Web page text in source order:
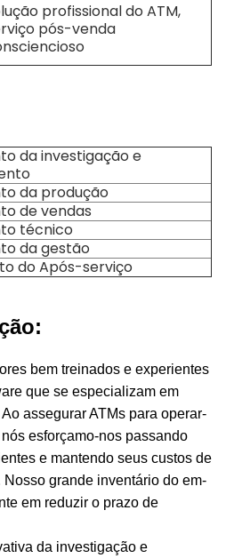
profissional do ATM,
pós-venda
da investigação e
da produção
de vendas
técnico
da gestão
do Após-serviço
bem treinados e experientes
que se especializam em
assegurar ATMs para operar-
esforçamo-nos passando
e mantendo seus custos de
grande inventário do em-
em reduzir o prazo de
da investigação e